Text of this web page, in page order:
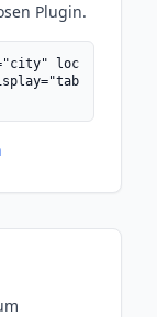
Plugin.
loc